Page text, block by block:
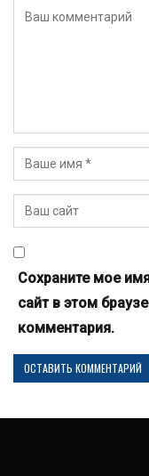
Сохраните мое
сайт в этом
комментария.